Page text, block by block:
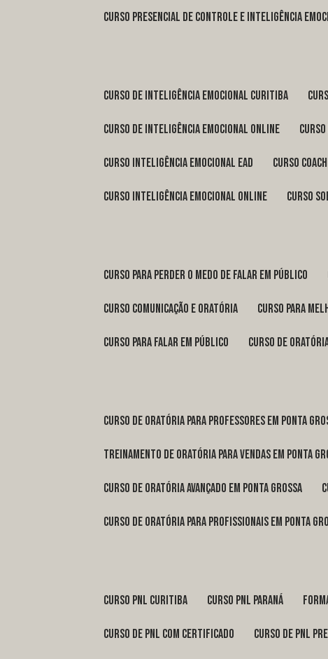
curso presencial de controle e inteligência
curso de inteligência emocional Curitiba
curso de inteligência emocional online
curso inteligência emocional ead curso
curso inteligência emocional online curso
curso para perder o medo de falar em público
curso comunicação e oratória curso para
curso para falar em público curso de
curso de oratória para professores em Ponta
treinamento de oratória para vendas em Ponta
curso de oratória avançado em Ponta Grossa
curso de oratória para profissionais em Ponta
curso pnl Curitiba curso pnl Paraná
curso de pnl com certificado curso de pnl